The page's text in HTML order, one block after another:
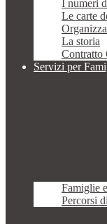
I numeri
Le carte
La storia
Contratto
Servizi per
Famiglie
Percorsi